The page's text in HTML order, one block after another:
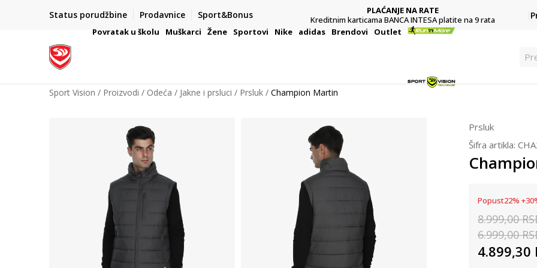
Status porudžbine Prodavnice Sport&Bonus
VAŽNO OBAVEŠTENJE ZA POTROŠAČE
PLAĆANJE NA RATE
Kreditnim karticama BANCA INTESA platite na 9 rata
Povratak u školu Muškarci Žene Sportovi Nike adidas Brendovi Outlet
Sport Vision Proizvodi Odeća Jakne i prsluci Prsluk Champion Martin
Prsluk
Šifra artikla:
Popust22% +30
8.999,00
6.999,00
4.899,30